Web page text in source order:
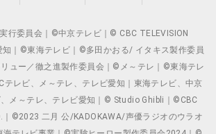
行委員会｜©中京テレビ｜© CBC TELEVISION
知｜©東海テレビ｜©多田かおる/ イタキス製作委員
ュー／徹之進製作委員会｜©メ～テレ｜©東海テレ
テレビ、メ～テレ、テレビ愛知｜東海テレビ、中京
、メ～テレ、テレビ愛知｜© Studio Ghibli｜©CBC
｜©2023 二月 公/KADOKAWA/声優ラジオのウラオ